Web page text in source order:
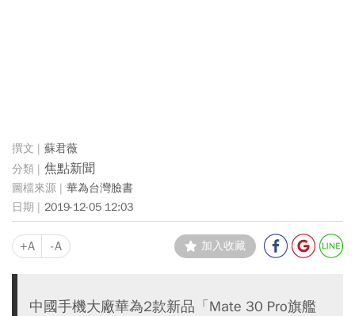
蘇君薇
焦點新聞
華為台灣臉書
2019-12-05 12:03
+A -A 加入收藏
中國手機大廠華為2款新品「Mate 30 Pro旗艦